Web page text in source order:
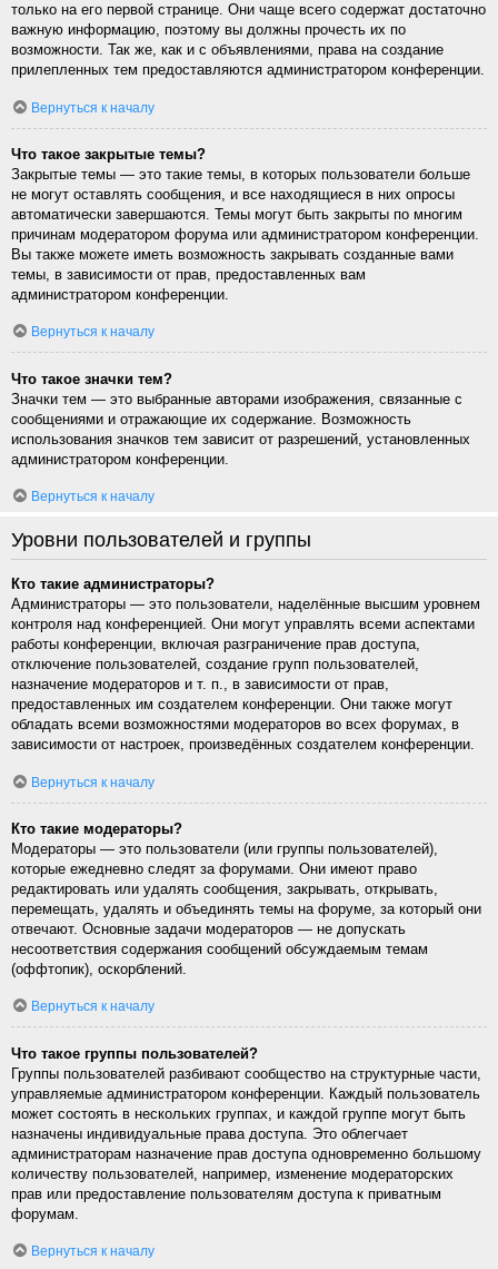
только на его первой странице. Они чаще всего содержат достаточно
важную информацию, поэтому вы должны прочесть их по
возможности. Так же, как и с объявлениями, права на создание
прилепленных тем предоставляются администратором конференции.
Вернуться к началу
Что такое закрытые темы?
Закрытые темы — это такие темы, в которых пользователи больше
не могут оставлять сообщения, и все находящиеся в них опросы
автоматически завершаются. Темы могут быть закрыты по многим
причинам модератором форума или администратором конференции.
Вы также можете иметь возможность закрывать созданные вами
темы, в зависимости от прав, предоставленных вам
администратором конференции.
Вернуться к началу
Что такое значки тем?
Значки тем — это выбранные авторами изображения, связанные с
сообщениями и отражающие их содержание. Возможность
использования значков тем зависит от разрешений, установленных
администратором конференции.
Вернуться к началу
Уровни пользователей и группы
Кто такие администраторы?
Администраторы — это пользователи, наделённые высшим уровнем
контроля над конференцией. Они могут управлять всеми аспектами
работы конференции, включая разграничение прав доступа,
отключение пользователей, создание групп пользователей,
назначение модераторов и т. п., в зависимости от прав,
предоставленных им создателем конференции. Они также могут
обладать всеми возможностями модераторов во всех форумах, в
зависимости от настроек, произведённых создателем конференции.
Вернуться к началу
Кто такие модераторы?
Модераторы — это пользователи (или группы пользователей),
которые ежедневно следят за форумами. Они имеют право
редактировать или удалять сообщения, закрывать, открывать,
перемещать, удалять и объединять темы на форуме, за который они
отвечают. Основные задачи модераторов — не допускать
несоответствия содержания сообщений обсуждаемым темам
(оффтопик), оскорблений.
Вернуться к началу
Что такое группы пользователей?
Группы пользователей разбивают сообщество на структурные части,
управляемые администратором конференции. Каждый пользователь
может состоять в нескольких группах, и каждой группе могут быть
назначены индивидуальные права доступа. Это облегчает
администраторам назначение прав доступа одновременно большому
количеству пользователей, например, изменение модераторских
прав или предоставление пользователям доступа к приватным
форумам.
Вернуться к началу